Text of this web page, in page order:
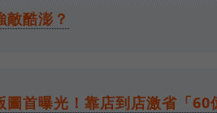
敵酷澎？
圖首曝光！靠店到店激省「